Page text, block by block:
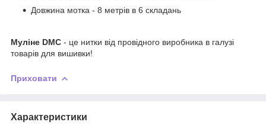
Довжина мотка - 8 метрів в 6 складань
Муліне DMC - це нитки від провідного виробника в галузі
товарів для вишивки!
Приховати
Характеристики